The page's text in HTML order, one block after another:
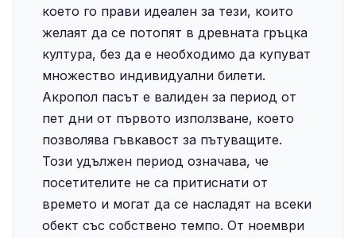
което го прави идеален за тези, които
желаят да се потопят в древната гръцка
култура, без да е необходимо да купуват
множество индивидуални билети.
Акропол пасът е валиден за период от
пет дни от първото използване, което
позволява гъвкавост за пътуващите.
Този удължен период означава, че
посетителите не са притиснати от
времето и могат да се насладят на всеки
обект със собствено темпо. От ноември